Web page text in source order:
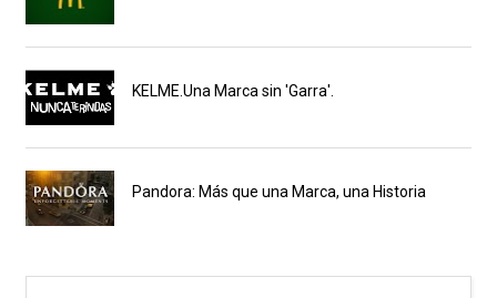
KELME.Una Marca sin 'Garra'.
Pandora: Más que una Marca, una Historia